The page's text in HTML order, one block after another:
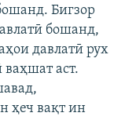
Бигзор
бошанд,
давлатӣ рух
аст.
ҳеч вақт ин